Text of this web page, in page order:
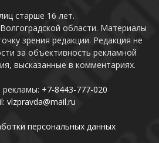
старше 16 лет.
области. Материалы
зрения редакции. Редакция не
за объективность рекламной
высказанные в комментариях.
+7-8443-777-020
vlzpravda@mail.ru
персональных данных